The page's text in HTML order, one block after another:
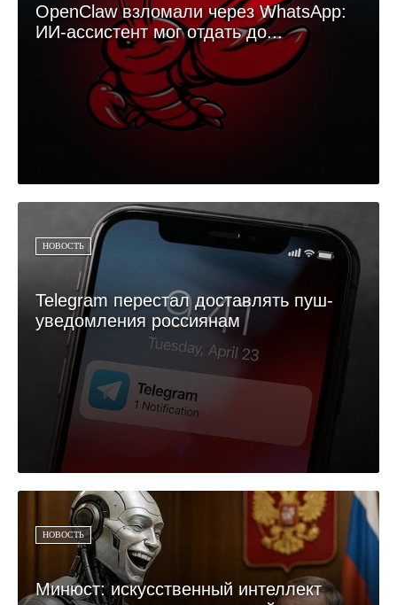
OpenClaw взломали через WhatsApp:
ИИ-ассистент мог отдать до...
НОВОСТЬ
Telegram перестал доставлять пуш-
уведомления россиянам
НОВОСТЬ
Минюст: искусственный интеллект